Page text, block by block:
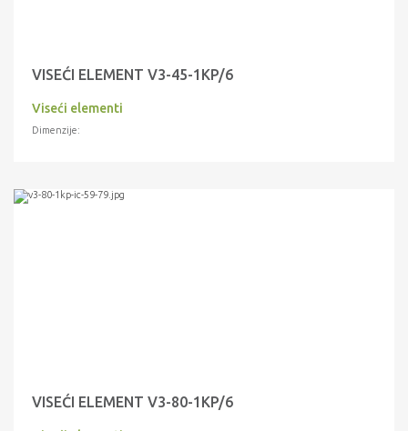
VISEĆI ELEMENT V3-45-1KP/6
Viseći elementi
Dimenzije:
VISEĆI ELEMENT V3-80-1KP/6